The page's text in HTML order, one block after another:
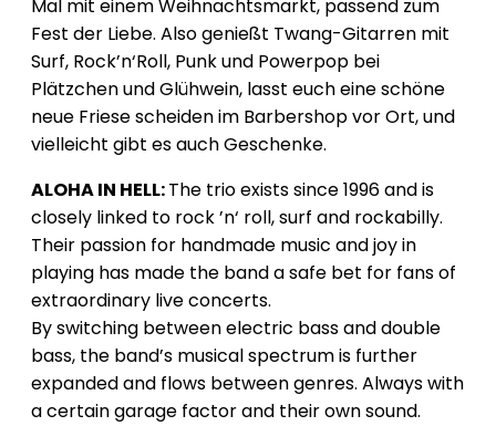
Mal mit einem Weihnachtsmarkt, passend zum
Fest der Liebe. Also genießt Twang-Gitarren mit
Surf, Rock’n‘Roll, Punk und Powerpop bei
Plätzchen und Glühwein, lasst euch eine schöne
neue Friese scheiden im Barbershop vor Ort, und
vielleicht gibt es auch Geschenke.
ALOHA IN HELL:The trio exists since 1996 and is
closely linked to rock ’n‘ roll, surf and rockabilly.
Their passion for handmade music and joy in
playing has made the band a safe bet for fans of
extraordinary live concerts.
By switching between electric bass and double
bass, the band’s musical spectrum is further
expanded and flows between genres. Always with
a certain garage factor and their own sound.